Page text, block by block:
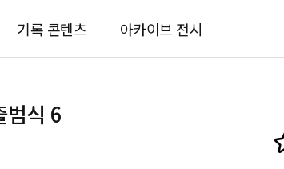
기록 콘텐츠 아카이브 전시
범식 6